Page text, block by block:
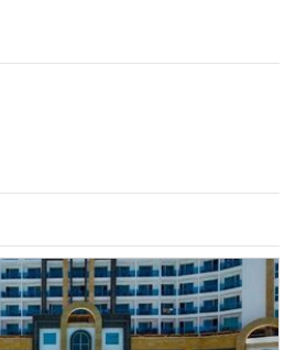
Bu her şey dâhil otel Sealanya
Alanya Kalesi ile 37,4 km (23,2
bulunur. Misafirlerimize ücretli
Misafirlerimizin iyi
uydu kanalları vardır. Özel
banyo/kozmetik ürünleri
vardır.